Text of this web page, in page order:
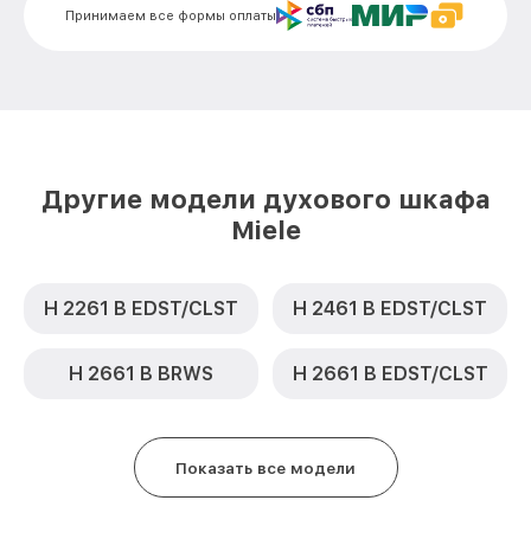
Замена термодатчика H 4112 B ED Miele от 900₽
Принимаем все формы оплаты
Другие модели духового шкафа
Miele
H 2261 B EDST/CLST H 2461 B EDST/CLST
H 2661 B BRWS H 2661 B EDST/CLST
Показать все модели